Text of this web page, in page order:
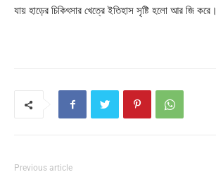
যায় হাড়ের চিকিৎসার খেত্রে ইতিহাস সৃষ্টি হলো আর জি করে।
Previous article